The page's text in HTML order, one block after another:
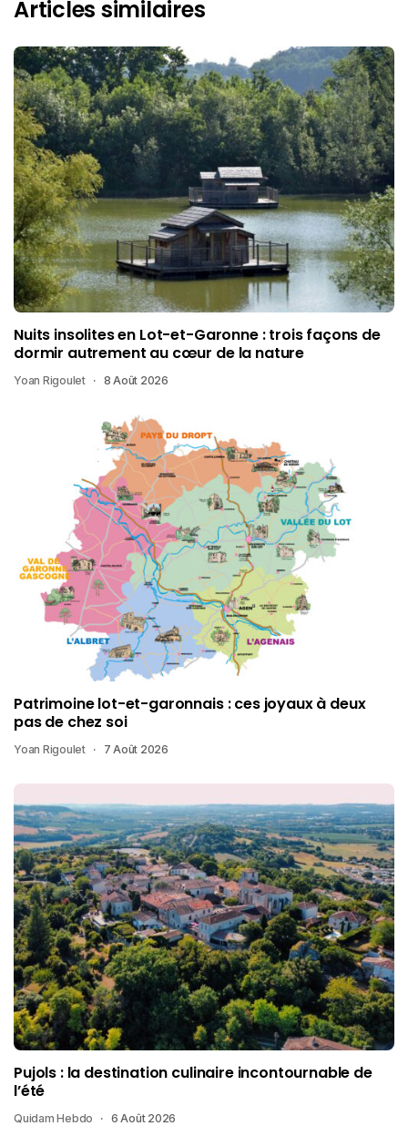
Articles similaires
Nuits insolites en Lot-et-Garonne : trois façons de
dormir autrement au cœur de la nature
Yoan Rigoulet 8 Août 2026
Patrimoine lot-et-garonnais : ces joyaux à deux
pas de chez soi
Yoan Rigoulet 7 Août 2026
Pujols : la destination culinaire incontournable de
l’été
Quidam Hebdo 6 Août 2026